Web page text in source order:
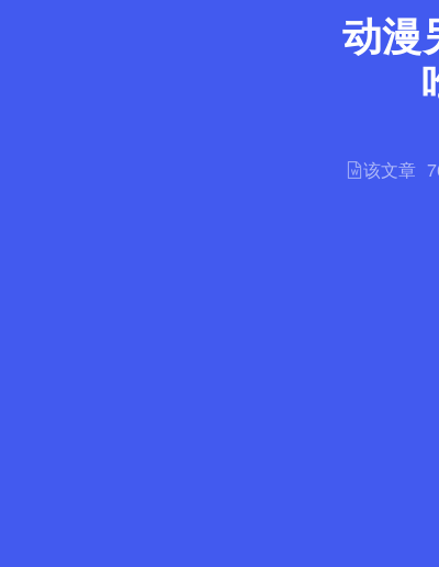
动漫
该文章